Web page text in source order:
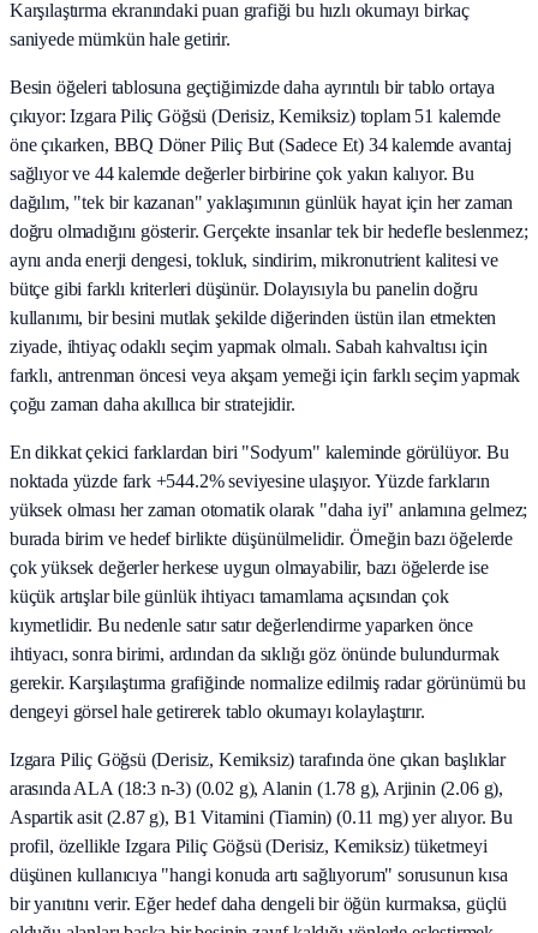
Karşılaştırma ekranındaki puan grafiği bu hızlı okumayı birkaç
saniyede mümkün hale getirir.
Besin öğeleri tablosuna geçtiğimizde daha ayrıntılı bir tablo ortaya
çıkıyor: Izgara Piliç Göğsü (Derisiz, Kemiksiz) toplam 51 kalemde
öne çıkarken, BBQ Döner Piliç But (Sadece Et) 34 kalemde avantaj
sağlıyor ve 44 kalemde değerler birbirine çok yakın kalıyor. Bu
dağılım, "tek bir kazanan" yaklaşımının günlük hayat için her zaman
doğru olmadığını gösterir. Gerçekte insanlar tek bir hedefle beslenmez;
aynı anda enerji dengesi, tokluk, sindirim, mikronutrient kalitesi ve
bütçe gibi farklı kriterleri düşünür. Dolayısıyla bu panelin doğru
kullanımı, bir besini mutlak şekilde diğerinden üstün ilan etmekten
ziyade, ihtiyaç odaklı seçim yapmak olmalı. Sabah kahvaltısı için
farklı, antrenman öncesi veya akşam yemeği için farklı seçim yapmak
çoğu zaman daha akıllıca bir stratejidir.
En dikkat çekici farklardan biri "Sodyum" kaleminde görülüyor. Bu
noktada yüzde fark +544.2% seviyesine ulaşıyor. Yüzde farkların
yüksek olması her zaman otomatik olarak "daha iyi" anlamına gelmez;
burada birim ve hedef birlikte düşünülmelidir. Örneğin bazı öğelerde
çok yüksek değerler herkese uygun olmayabilir, bazı öğelerde ise
küçük artışlar bile günlük ihtiyacı tamamlama açısından çok
kıymetlidir. Bu nedenle satır satır değerlendirme yaparken önce
ihtiyacı, sonra birimi, ardından da sıklığı göz önünde bulundurmak
gerekir. Karşılaştırma grafiğinde normalize edilmiş radar görünümü bu
dengeyi görsel hale getirerek tablo okumayı kolaylaştırır.
Izgara Piliç Göğsü (Derisiz, Kemiksiz) tarafında öne çıkan başlıklar
arasında ALA (18:3 n-3) (0.02 g), Alanin (1.78 g), Arjinin (2.06 g),
Aspartik asit (2.87 g), B1 Vitamini (Tiamin) (0.11 mg) yer alıyor. Bu
profil, özellikle Izgara Piliç Göğsü (Derisiz, Kemiksiz) tüketmeyi
düşünen kullanıcıya "hangi konuda artı sağlıyorum" sorusunun kısa
bir yanıtını verir. Eğer hedef daha dengeli bir öğün kurmaksa, güçlü